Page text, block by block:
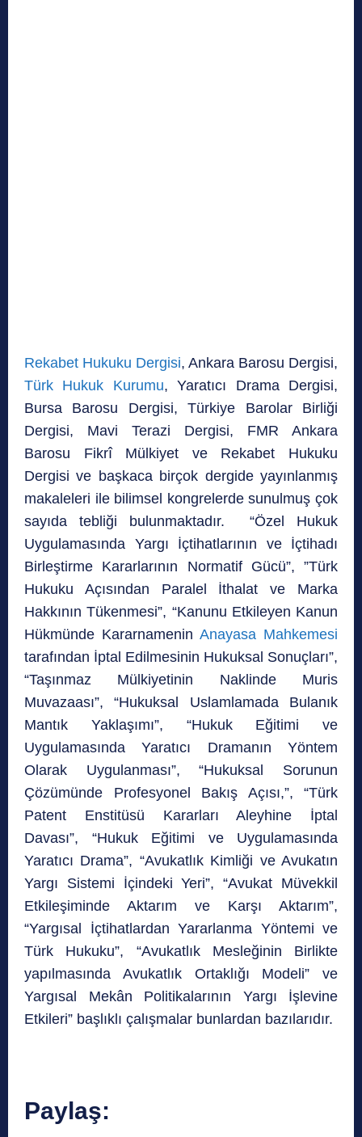
Rekabet Hukuku Dergisi, Ankara Barosu Dergisi,
Türk Hukuk Kurumu, Yaratıcı Drama Dergisi,
Bursa Barosu Dergisi, Türkiye Barolar Birliği
Dergisi, Mavi Terazi Dergisi, FMR Ankara
Barosu Fikrî Mülkiyet ve Rekabet Hukuku
Dergisi ve başkaca birçok dergide yayınlanmış
makaleleri ile bilimsel kongrelerde sunulmuş çok
sayıda tebliği bulunmaktadır. “Özel Hukuk
Uygulamasında Yargı İçtihatlarının ve İçtihadı
Birleştirme Kararlarının Normatif Gücü”, ”Türk
Hukuku Açısından Paralel İthalat ve Marka
Hakkının Tükenmesi”, “Kanunu Etkileyen Kanun
Hükmünde Kararnamenin Anayasa Mahkemesi
tarafından İptal Edilmesinin Hukuksal Sonuçları”,
“Taşınmaz Mülkiyetinin Naklinde Muris
Muvazaası”, “Hukuksal Uslamlamada Bulanık
Mantık Yaklaşımı”, “Hukuk Eğitimi ve
Uygulamasında Yaratıcı Dramanın Yöntem
Olarak Uygulanması”, “Hukuksal Sorunun
Çözümünde Profesyonel Bakış Açısı,”, “Türk
Patent Enstitüsü Kararları Aleyhine İptal
Davası”, “Hukuk Eğitimi ve Uygulamasında
Yaratıcı Drama”, “Avukatlık Kimliği ve Avukatın
Yargı Sistemi İçindeki Yeri”, “Avukat Müvekkil
Etkileşiminde Aktarım ve Karşı Aktarım”,
“Yargısal İçtihatlardan Yararlanma Yöntemi ve
Türk Hukuku”, “Avukatlık Mesleğinin Birlikte
yapılmasında Avukatlık Ortaklığı Modeli” ve
Yargısal Mekân Politikalarının Yargı İşlevine
Etkileri” başlıklı çalışmalar bunlardan bazılarıdır.
Paylaş: